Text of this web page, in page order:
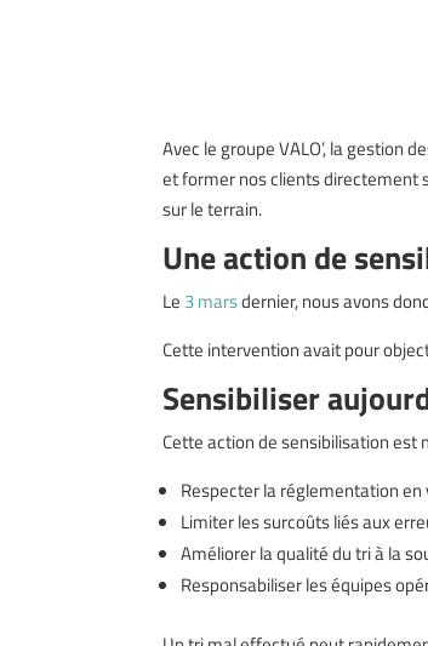
Avec le groupe VALO’, la gestion
et former nos clients directement
sur le terrain.
Une action de
Le 3 marsdernier, nous avons
Cette intervention avait pour
Sensibiliser
Cette action de sensibilisation est
Respecter la réglementation en
Limiter les surcoûts liés aux
Améliorer la qualité du tri à la
Responsabiliser les équipes